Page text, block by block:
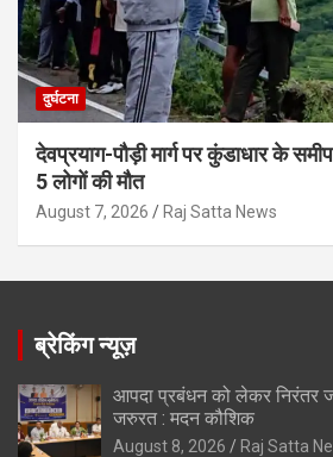
दुर्घटना
देवप्रयाग-पौड़ी मार्ग पर कुंडाधार के
5 लोगों की मौत
August 7, 2026 Raj Satta News
ब्रेकिंग न्यूज़
आपदा प्रबंधन को लेकर निरंतर
जरुरत : मदन कौशिक
August 8, 2026 Raj Satta